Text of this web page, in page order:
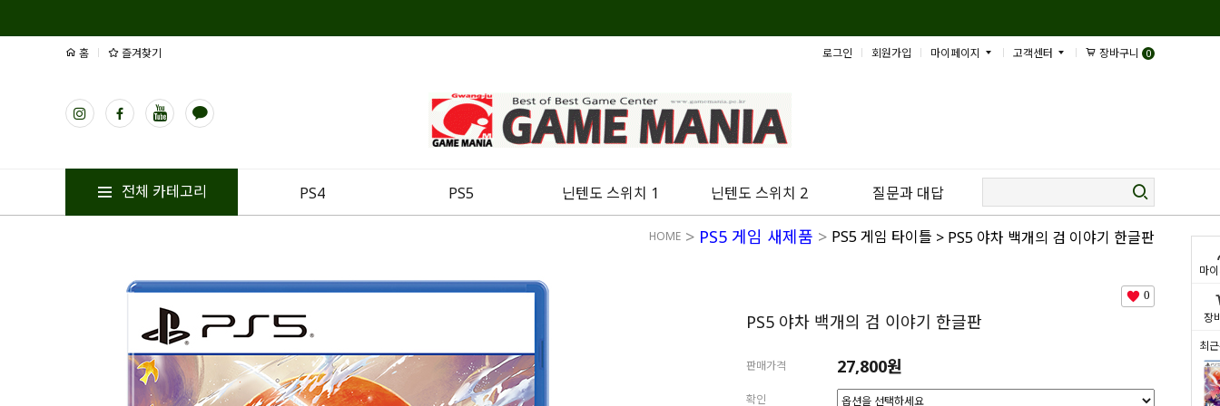
마
장
최
홈 즐겨찾기 로그인 회원가입 마이페이지 고객센터 장바구니 0
전체 카테고리 PS4 PS5 닌텐도 스위치 1 닌텐도 스위치 2 질문과 대답
HOME > PS5 게임 새제품 > PS5 게임 타이틀 > PS5 야차 백개의 검 이야기 한글판
0
PS5 야차 백개의 검 이야기 한글판
판매가격 27,800원
확인